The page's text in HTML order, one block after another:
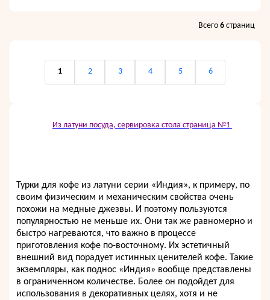
Всего 6 страниц
1 2 3 4 5 6
Из латуни посуда, сервировка стола страница №1
Турки для кофе из латуни серии «Индия», к примеру, по
своим физическим и механическим свойства очень
похожи на медные джезвы. И поэтому пользуются
популярностью не меньше их. Они так же равномерно и
быстро нагреваются, что важно в процессе
приготовления кофе по-восточному. Их эстетичный
внешний вид порадует истинных ценителей кофе. Такие
экземпляры, как поднос «Индия» вообще представлены
в ограниченном количестве. Более он подойдет для
использования в декоративных целях, хотя и не